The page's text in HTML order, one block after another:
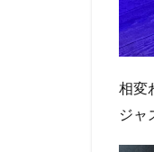
相変
ジャ